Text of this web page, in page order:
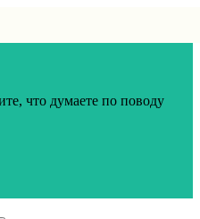
что думаете по поводу